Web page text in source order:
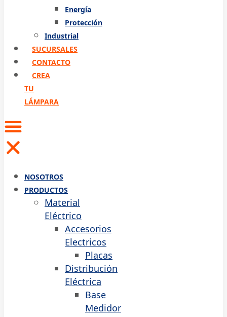
Energía
Protección
Industrial
SUCURSALES
CONTACTO
CREA
TU
LÁMPARA
NOSOTROS
PRODUCTOS
Material
Eléctrico
Accesorios
Electricos
Placas
Distribución
Eléctrica
Base
Medidor